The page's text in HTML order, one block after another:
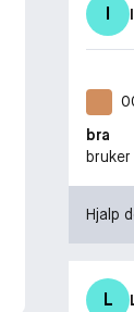
I
bra
Hjalp
L